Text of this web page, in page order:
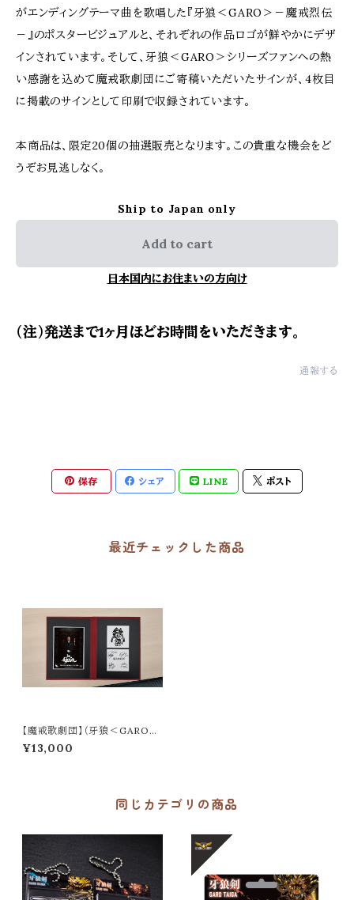
がエンディングテーマ曲を歌唱した『牙狼＜GARO＞－魔戒烈伝
－』のポスタービジュアルと、それぞれの作品ロゴが鮮やかにデザ
インされています。そして、牙狼＜GARO＞シリーズファンへの熱
い感謝を込めて魔戒歌劇団にご寄稿いただいたサインが、4枚目
に掲載のサインとして印刷で収録されています。
本商品は、限定20個の抽選販売となります。この貴重な機会をど
うぞお見逃しなく。
Ship to Japan only
Add to cart
日本国内にお住まいの方向け
（注）発送まで1ヶ月ほどお時間をいただきます。
通報する
保存 シェア LINE ポスト
最近チェックした商品
【魔戒歌劇団】（牙狼＜GARO＞
20周年記念：ラフネートル（見開
き記念アルバム）
¥13,000
同じカテゴリの商品